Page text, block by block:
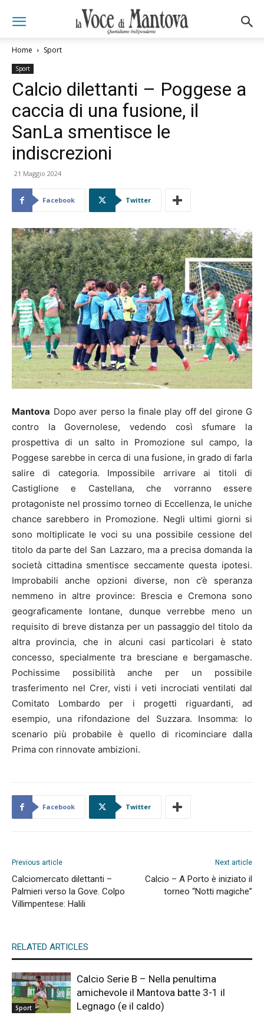
Home Sport
Sport
Calcio dilettanti – Poggese a
caccia di una fusione, il
SanLa smentisce le
indiscrezioni
21 Maggio 2024
Facebook Twitter
Mantova Dopo aver perso la finale play off del girone G
contro la Governolese, vedendo così sfumare la
prospettiva di un salto in Promozione sul campo, la
Poggese sarebbe in cerca di una fusione, in grado di farla
salire di categoria. Impossibile arrivare ai titoli di
Castiglione e Castellana, che vorranno essere
protagoniste nel prossimo torneo di Eccellenza, le uniche
chance sarebbero in Promozione. Negli ultimi giorni si
sono moltiplicate le voci su una possibile cessione del
titolo da parte del San Lazzaro, ma a precisa domanda la
società cittadina smentisce seccamente questa ipotesi.
Improbabili anche opzioni diverse, non c’è speranza
nemmeno in altre province: Brescia e Cremona sono
geograficamente lontane, dunque verrebbe meno un
requisito di breve distanza per un passaggio del titolo da
altra provincia, che in alcuni casi particolari è stato
concesso, specialmente tra bresciane e bergamasche.
Pochissime possibilità anche per un possibile
trasferimento nel Crer, visti i veti incrociati ventilati dal
Comitato Lombardo per i progetti riguardanti, ad
esempio, una rifondazione del Suzzara. Insomma: lo
scenario più probabile è quello di ricominciare dalla
Prima con rinnovate ambizioni.
Facebook Twitter
Previous article
Calciomercato dilettanti –
Palmieri verso la Gove. Colpo
Villimpentese: Halili
Next article
Calcio – A Porto è iniziato il
torneo “Notti magiche”
RELATED ARTICLES
Sport
Calcio Serie B – Nella penultima
amichevole il Mantova batte 3-1 il
Legnago (e il caldo)